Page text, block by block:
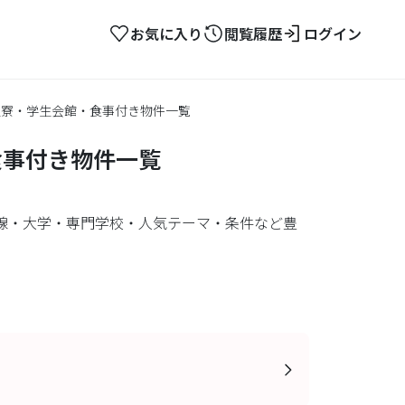
お気に入り 閲覧履歴 ログイン
・学生会館・食事付き物件一覧
付き物件一覧
大学・専門学校・人気テーマ・条件など豊